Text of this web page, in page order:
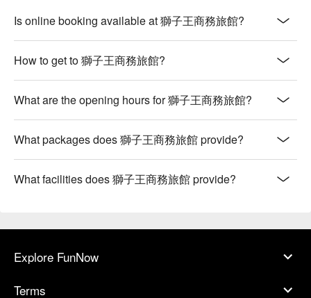
Is online booking available at 獅子王商務旅館?
How to get to 獅子王商務旅館?
What are the opening hours for 獅子王商務旅館?
What packages does 獅子王商務旅館 provide?
What facilities does 獅子王商務旅館 provide?
Explore FunNow
Terms